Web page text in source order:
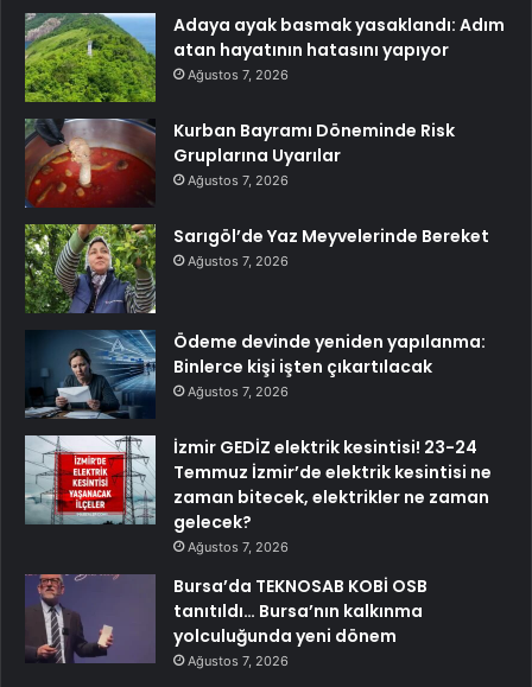
Adaya ayak basmak yasaklandı: Adım
atan hayatının hatasını yapıyor
Ağustos 7, 2026
Kurban Bayramı Döneminde Risk
Gruplarına Uyarılar
Ağustos 7, 2026
Sarıgöl’de Yaz Meyvelerinde Bereket
Ağustos 7, 2026
Ödeme devinde yeniden yapılanma:
Binlerce kişi işten çıkartılacak
Ağustos 7, 2026
İzmir GEDİZ elektrik kesintisi! 23-24
Temmuz İzmir’de elektrik kesintisi ne
zaman bitecek, elektrikler ne zaman
gelecek?
Ağustos 7, 2026
Bursa’da TEKNOSAB KOBİ OSB
tanıtıldı… Bursa’nın kalkınma
yolculuğunda yeni dönem
Ağustos 7, 2026